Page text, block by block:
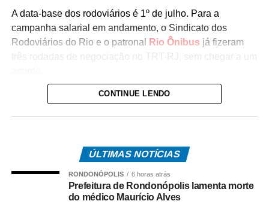
A data-base dos rodoviários é 1º de julho. Para a
campanha salarial em andamento, o Sindicato dos
Rodoviários do Rio e o patronal Rio Ônibus já fizeram
três rodadas de negociação no TRT-RJ, sem chegar a um
Durante as negociações mediadas pela Justiça do
o Rio Ônibus havia ofertado 4,39%.
O desembargador Gustavo Tadeu Alkmim, da Seção
Especializada em Dissídios Coletivos (Sedic), pediu que
CONTINUE LENDO
ÚLTIMAS NOTÍCIAS
RONDONÓPOLIS 6 horas atrás
Prefeitura de Rondonópolis lamenta morte
do médico Maurício Alves